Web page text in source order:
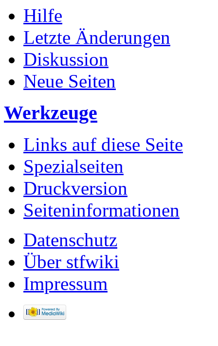
Hilfe
Letzte Änderungen
Diskussion
Neue Seiten
Werkzeuge
Links auf diese Seite
Spezialseiten
Druckversion
Seiteninformationen
Datenschutz
Über stfwiki
Impressum